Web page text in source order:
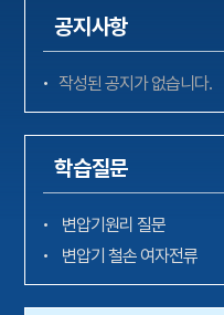
공지사항
작성된 공지가 없습니다.
학습질문
변압기원리 질문
변압기 철손 여자전류